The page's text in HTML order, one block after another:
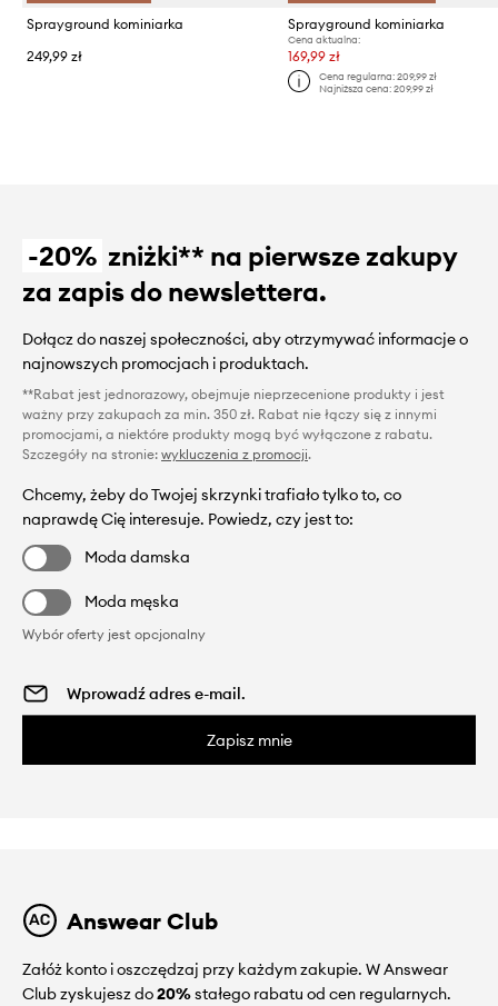
Sprayground kominiarka
249,99 zł
Sprayground kominiarka
Cena aktualna:
169,99 zł
Cena regularna: 209,99 zł
Najniższa cena: 209,99 zł
-20% zniżki** na pierwsze zakupy
za zapis do newslettera.
Dołącz do naszej społeczności, aby otrzymywać informacje o
najnowszych promocjach i produktach.
**Rabat jest jednorazowy, obejmuje nieprzecenione produkty i jest
ważny przy zakupach za min. 350 zł. Rabat nie łączy się z innymi
promocjami, a niektóre produkty mogą być wyłączone z rabatu.
Szczegóły na stronie: wykluczenia z promocji.
Chcemy, żeby do Twojej skrzynki trafiało tylko to, co
naprawdę Cię interesuje. Powiedz, czy jest to:
Moda damska
Moda męska
Wybór oferty jest opcjonalny
Zapisz mnie
Answear Club
Załóż konto i oszczędzaj przy każdym zakupie. W Answear
Club zyskujesz do20%stałego rabatu od cen regularnych.